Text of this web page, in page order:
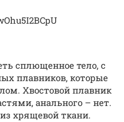
сплющенное тело, с
плавников, которые
Хвостовой плавник
анального – нет.
хрящевой ткани.